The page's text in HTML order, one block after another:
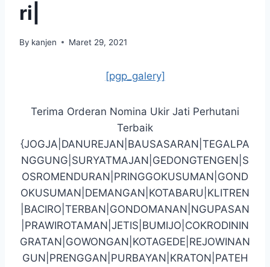
ri|
By kanjen Maret 29, 2021
[pgp_galery]
Terima Orderan Nomina Ukir Jati Perhutani
Terbaik
{JOGJA|DANUREJAN|BAUSASARAN|TEGALPA
NGGUNG|SURYATMAJAN|GEDONGTENGEN|S
OSROMENDURAN|PRINGGOKUSUMAN|GOND
OKUSUMAN|DEMANGAN|KOTABARU|KLITREN
|BACIRO|TERBAN|GONDOMANAN|NGUPASAN
|PRAWIROTAMAN|JETIS|BUMIJO|COKRODININ
GRATAN|GOWONGAN|KOTAGEDE|REJOWINAN
GUN|PRENGGAN|PURBAYAN|KRATON|PATEH